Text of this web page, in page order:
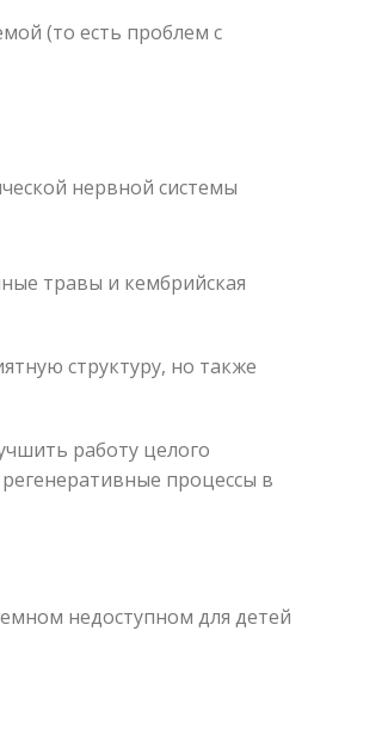
(то есть проблем с
нервной системы
травы и кембрийская
структуру, но также
работу целого
процессы в
недоступном для детей